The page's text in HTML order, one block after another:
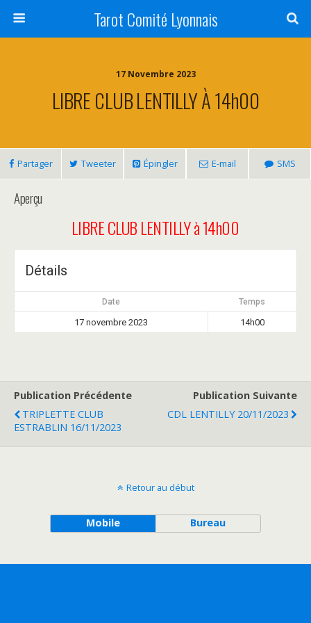
Tarot Comité Lyonnais
17 Novembre 2023
LIBRE CLUB LENTILLY À 14h00
Partager Tweeter Épingler E-mail SMS
Aperçu
LIBRE CLUB LENTILLY à 14h00
Détails
Date Temps
17 novembre 2023 14h00
Publication Précédente
TRIPLETTE CLUB
ESTRABLIN 16/11/2023
Publication Suivante
CDL LENTILLY 20/11/2023
Retour au début
Mobile Bureau